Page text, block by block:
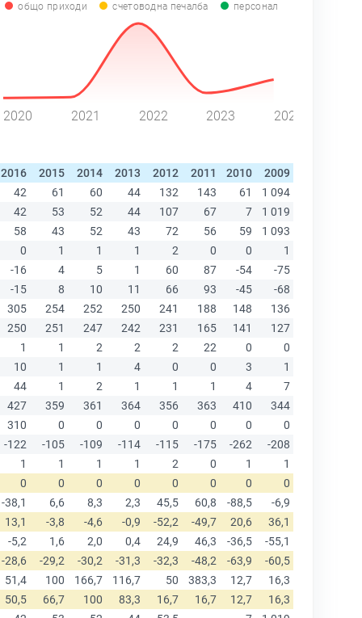
общо приходи счетоводна печалба персонал
2020 2021 2022 2023 2024
2016 2015 2014 2013 2012 2011 2010 2009